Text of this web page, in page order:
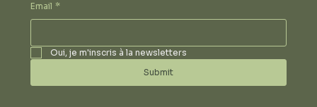
Email *
Oui, je m'inscris à la newsletters
Submit